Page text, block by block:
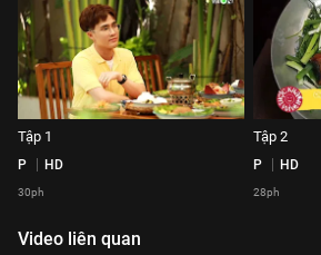
Tập 1
P HD
30ph
Tập 2
P HD
28ph
Video liên quan